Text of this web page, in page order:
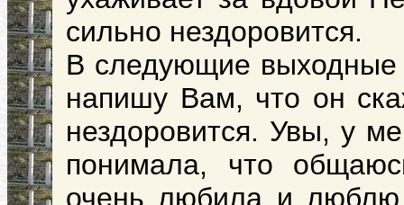
сильно нездоровится.
В следующие выходные
напишу Вам, что он
нездоровится. Увы, у
понимала, что
очень любила и люблю